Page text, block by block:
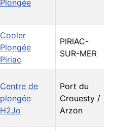
Plongée
Cooler
Plongée
Piriac
PIRIAC-
SUR-MER
Centre de
plongée
H2Jo
Port du
Crouesty /
Arzon